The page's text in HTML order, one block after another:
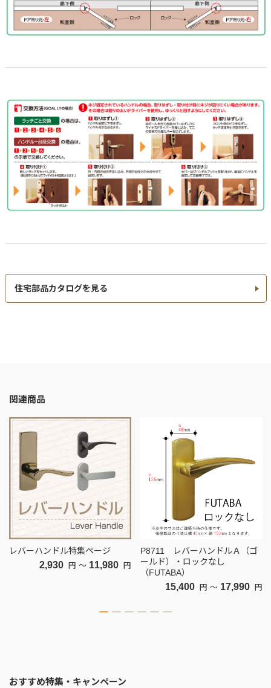
住宅部品カタログを見る
関連商品
レバーハンドル特集ページ
2,930 円 ～ 11,980 円
P8711 レバーハンドルＡ（ゴ
ールド）・ロックなし
（FUTABA）
15,400 円 ～ 17,990 円
おすすめ特集・キャンペーン